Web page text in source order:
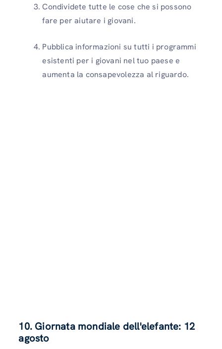
Condividete tutte le cose che si possono
fare per aiutare i giovani.
Pubblica informazioni su tutti i programmi
esistenti per i giovani nel tuo paese e
aumenta la consapevolezza al riguardo.
10. Giornata mondiale dell'elefante: 12
agosto